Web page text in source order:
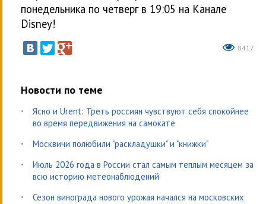
понедельника по четверг в 19:05 на Канале
Disney!
8417
Новости по теме
Ясно и Urent: Треть россиян чувствуют себя спокойнее
во время передвижения на самокате
Москвичи полюбили "раскладушки" и "книжки"
Июль 2026 года в России стал самым теплым месяцем за
всю историю метеонаблюдений
Сезон винограда нового урожая начался на московских